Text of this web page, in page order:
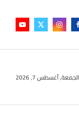
الجمعة, أغسطس 7, 2026